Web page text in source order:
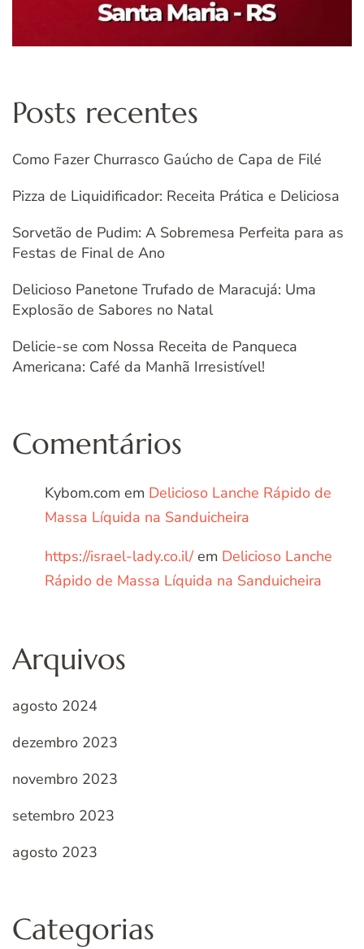
Posts recentes
Como Fazer Churrasco Gaúcho de Capa de Filé
Pizza de Liquidificador: Receita Prática e Deliciosa
Sorvetão de Pudim: A Sobremesa Perfeita para as
Festas de Final de Ano
Delicioso Panetone Trufado de Maracujá: Uma
Explosão de Sabores no Natal
Delicie-se com Nossa Receita de Panqueca
Americana: Café da Manhã Irresistível!
Comentários
Kybom.com em Delicioso Lanche Rápido de
Massa Líquida na Sanduicheira
https://israel-lady.co.il/em Delicioso Lanche
Rápido de Massa Líquida na Sanduicheira
Arquivos
agosto 2024
dezembro 2023
novembro 2023
setembro 2023
agosto 2023
Categorias